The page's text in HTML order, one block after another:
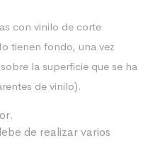
con vinilo de corte
tienen fondo, una vez
la superficie que se ha
de vinilo).
de realizar varios